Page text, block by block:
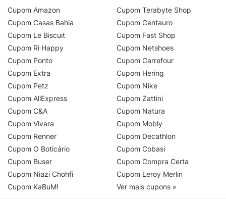
Cupom Amazon
Cupom Casas Bahia
Cupom Le Biscuit
Cupom Ri Happy
Cupom Ponto
Cupom Extra
Cupom Petz
Cupom AliExpress
Cupom C&A
Cupom Vivara
Cupom Renner
Cupom O Boticário
Cupom Buser
Cupom Niazi Chohfi
Cupom KaBuM!
Cupom Terabyte Shop
Cupom Centauro
Cupom Fast Shop
Cupom Netshoes
Cupom Carrefour
Cupom Hering
Cupom Nike
Cupom Zattini
Cupom Natura
Cupom Mobly
Cupom Decathlon
Cupom Cobasi
Cupom Compra Certa
Cupom Leroy Merlin
Ver mais cupons »